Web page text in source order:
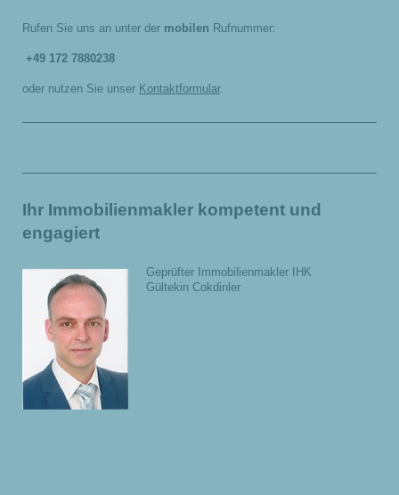
Rufen Sie uns an unter der mobilen Rufnummer:
+49 172 7880238
oder nutzen Sie unser Kontaktformular.
Ihr Immobilienmakler kompetent und
engagiert
Geprüfter Immobilienmakler IHK
Gültekin Cokdinler